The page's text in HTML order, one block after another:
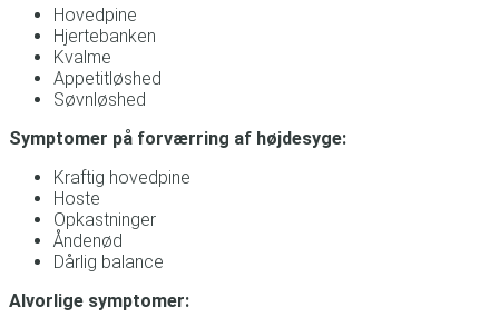
Hovedpine
Hjertebanken
Kvalme
Appetitløshed
Søvnløshed
Symptomer på forværring af højdesyge:
Kraftig hovedpine
Hoste
Opkastninger
Åndenød
Dårlig balance
Alvorlige symptomer: